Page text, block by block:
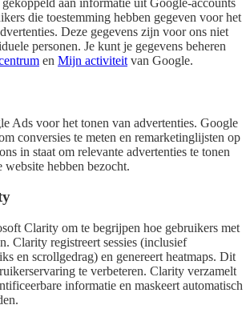
aan informatie uit Google-accounts
die toestemming hebben gegeven voor het
Deze gegevens zijn voor ons niet
personen. Je kunt je gegevens beheren
en Mijn activiteit van Google.
Ads voor het tonen van advertenties. Google
conversies te meten en remarketinglijsten op
in staat om relevante advertenties te tonen
website hebben bezocht.
Clarity om te begrijpen hoe gebruikers met
Clarity registreert sessies (inclusief
en scrollgedrag) en genereert heatmaps. Dit
te verbeteren. Clarity verzamelt
informatie en maskeert automatisch